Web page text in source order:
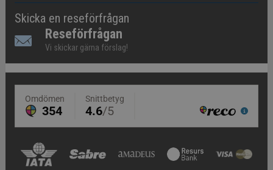
Skicka en reseförfrågan
Reseförfrågan
Vi skickar gärna förslag!